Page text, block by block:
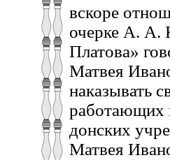
вскоре
очерке А. А.
Платова»
Матвея
наказывать
работающих
донских
Матвея